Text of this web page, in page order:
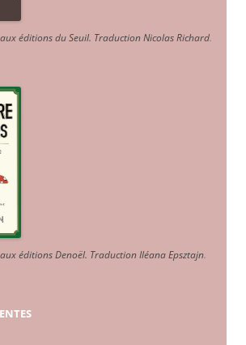
éditions du Seuil. Traduction Nicolas Richard.
éditions Denoël. Traduction Iléana Epsztajn.